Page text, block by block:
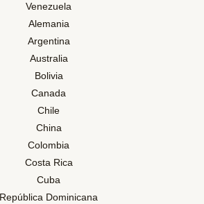
Venezuela
Alemania
Argentina
Australia
Bolivia
Canada
Chile
China
Colombia
Costa Rica
Cuba
República Dominicana